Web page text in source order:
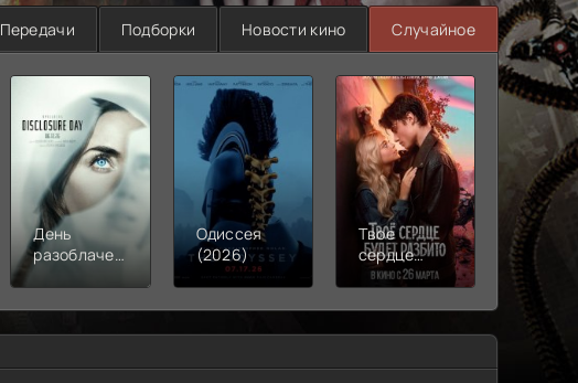
Передачи Подборки Новости кино Случайное
День
разоблачения
Одиссея
(2026)
Твое
сердце
будет
(2026)
Моана
(2026)